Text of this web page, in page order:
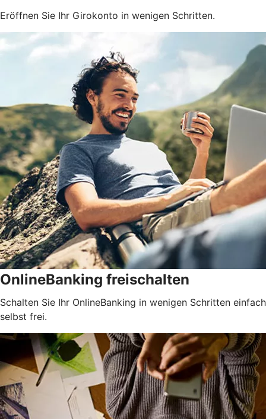
Eröffnen Sie Ihr Girokonto in wenigen Schritten.
OnlineBanking freischalten
Schalten Sie Ihr OnlineBanking in wenigen Schritten einfach
selbst frei.